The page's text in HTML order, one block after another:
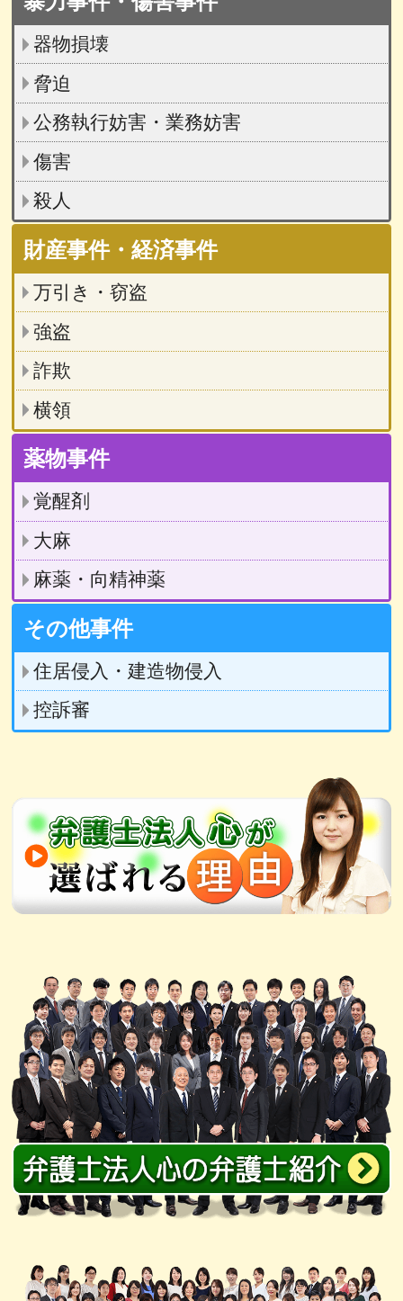
器物損壊
脅迫
公務執行妨害・業務妨害
傷害
殺人
財産事件・経済事件
万引き・窃盗
強盗
詐欺
横領
薬物事件
覚醒剤
大麻
麻薬・向精神薬
その他事件
住居侵入・建造物侵入
控訴審